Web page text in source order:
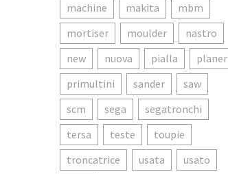
machine
makita
mbm
mortiser
moulder
nastro
new
nuova pialla
planer
primultini
sander
saw
scm
sega
segatronchi
tersa
teste
toupie
troncatrice
usata
usato